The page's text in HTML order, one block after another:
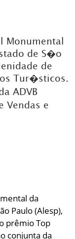
Monumental
de S�o
de
Tur�sticos.
ADVB
Vendas e
da
Paulo (Alesp),
prêmio Top
conjunta da